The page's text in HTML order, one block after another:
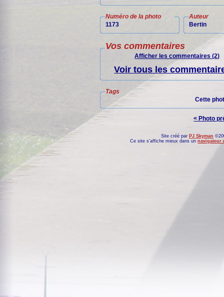
Numéro de la photo
1173
Auteur
Bertin
Vos commentaires
Afficher les commentaires (2)
Voir tous les
Tags
Cette
< Photo
Site créé par PJ Skyman
Ce site s'affiche mieux dans unnavigateur